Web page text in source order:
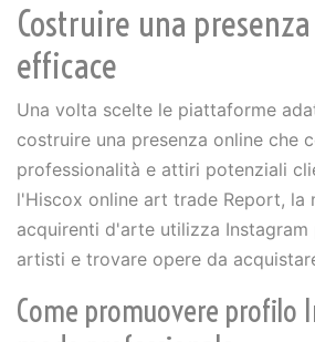
Costruire una
efficace
Una volta scelte le piattaforme
costruire una presenza online che
professionalità e attiri potenziali
l'Hiscox online art trade Report, la
acquirenti d'arte utilizza
artisti e trovare opere da
Come promuovere profilo